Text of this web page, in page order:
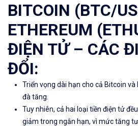
BITCOIN (BTC/
ETHEREUM
ĐIỆN TỬ – CÁC
ĐỔI:
Triển vọng dài hạn cho cả Bitcoin
đà tăng.
Tuy nhiên, cả hai loại tiền điện tử
giảm trong ngắn hạn, vì mức tăng